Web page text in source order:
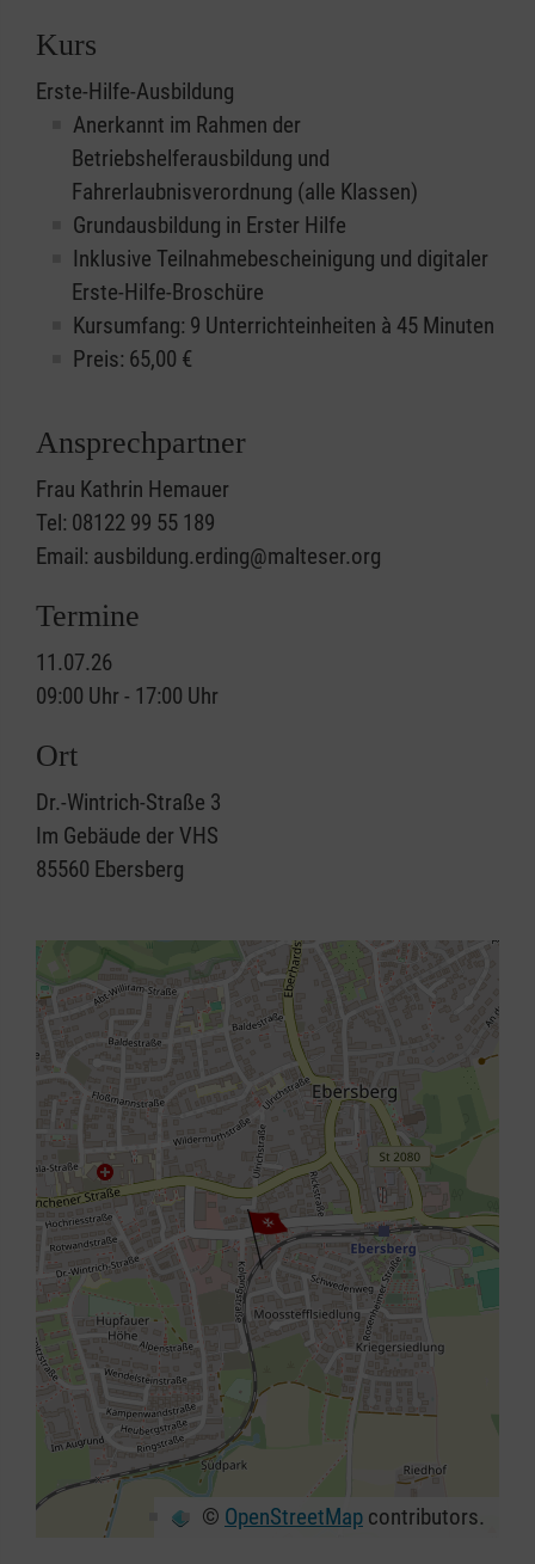
Kurs
Erste-Hilfe-Ausbildung
Anerkannt im Rahmen der
Betriebshelferausbildung und
Fahrerlaubnisverordnung (alle Klassen)
Grundausbildung in Erster Hilfe
Inklusive Teilnahmebescheinigung und digitaler
Erste-Hilfe-Broschüre
Kursumfang: 9 Unterrichteinheiten à 45 Minuten
Preis: 65,00 €
Ansprechpartner
Frau Kathrin Hemauer
Tel: 08122 99 55 189
Email: ausbildung.erding@malteser.org
Termine
11.07.26
09:00 Uhr - 17:00 Uhr
Ort
Dr.-Wintrich-Straße 3
Im Gebäude der VHS
85560 Ebersberg
© OpenStreetMap contributors.